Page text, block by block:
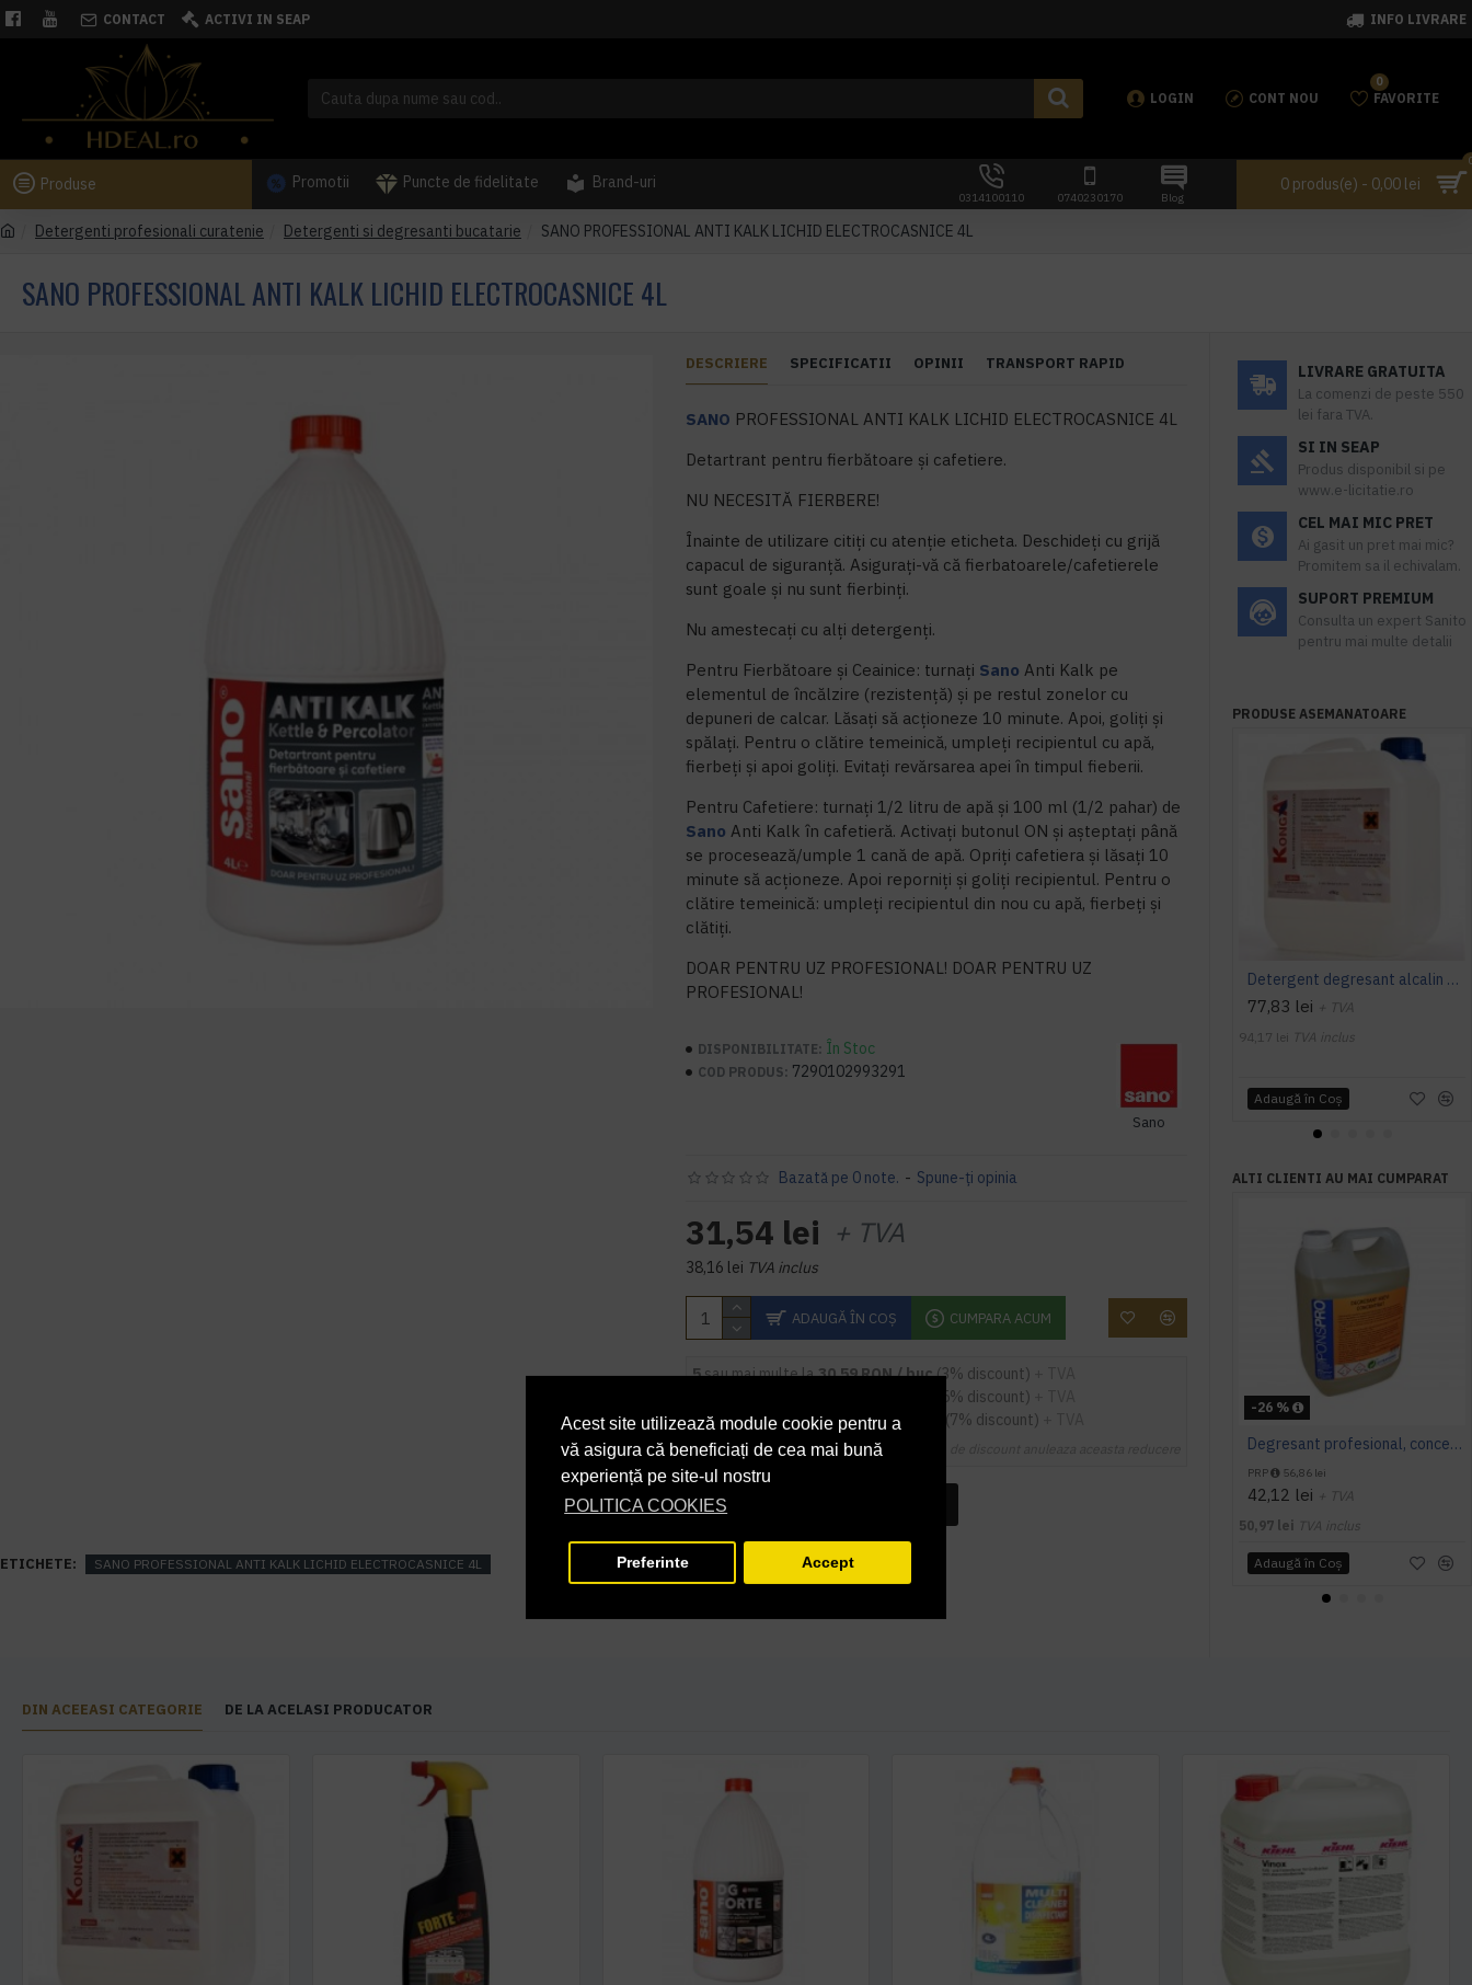
Acest site utilizează module cookie pentru a
vă asigura că beneficiați de cea mai bună
experiență pe site-ul nostru
POLITICA COOKIES
Preferinte Accept
CONTACT ACTIVI IN SEAP INFO LIVRARE
LOGIN CONT NOU FAVORITE
0
Produse Promotii Puncte de fidelitate Brand-uri
0314100110 0740230170 Blog
0 produs(e) - 0,00 lei
Detergenti profesionali curatenie Detergenti si degresanti bucatarie SANO PROFESSIONAL ANTI KALK LICHID ELECTROCASNICE 4L
SANO PROFESSIONAL ANTI KALK LICHID ELECTROCASNICE 4L
DESCRIERE SPECIFICATII OPINII TRANSPORT RAPID
SANO PROFESSIONAL ANTI KALK LICHID ELECTROCASNICE 4L
Detartrant pentru fierbătoare și cafetiere.
NU NECESITĂ FIERBERE!
Înainte de utilizare citiți cu atenție eticheta. Deschideți cu grijă
capacul de siguranță. Asigurați-vă că fierbatoarele/cafetierele
sunt goale și nu sunt fierbinți.
Nu amestecați cu alți detergenți.
Pentru Fierbătoare și Ceainice: turnați Sano Anti Kalk pe
elementul de încălzire (rezistență) și pe restul zonelor cu
depuneri de calcar. Lăsați să acționeze 10 minute. Apoi, goliți și
spălați. Pentru o clătire temeinică, umpleți recipientul cu apă,
fierbeți și apoi goliți. Evitați revărsarea apei în timpul fieberii.
Pentru Cafetiere: turnați 1/2 litru de apă și 100 ml (1/2 pahar) de
Sano Anti Kalk în cafetieră. Activați butonul ON și așteptați până
se procesează/umple 1 cană de apă. Opriți cafetiera și lăsați 10
minute să acționeze. Apoi reporniți și goliți recipientul. Pentru o
clătire temeinică: umpleți recipientul din nou cu apă, fierbeți și
clătiți.
DOAR PENTRU UZ PROFESIONAL! DOAR PENTRU UZ
PROFESIONAL!
DISPONIBILITATE: În Stoc
COD PRODUS: 7290102993291
Sano
Bazată pe 0 note. - Spune-ţi opinia
31,54 lei + TVA
38,16 lei TVA inclus
ADAUGĂ ÎN COŞ CUMPARA ACUM
5sau mai multe la30,59 RON / buc(3% discount)
(5% discount)
14sau mai multe la29,33 RON / buc (7% discount)
INTREABA DESPRE ACEST PRODUS
ETICHETE: SANO PROFESSIONAL ANTI KALK LICHID ELECTROCASNICE 4L
LIVRARE GRATUITA
La comenzi de peste 550
lei fara TVA.
SI IN SEAP
Produs disponibil si pe
www.e-licitatie.ro
CEL MAI MIC PRET
Ai gasit un pret mai mic?
Promitem sa il echivalam.
SUPORT PREMIUM
Consulta un expert Sanito
pentru mai multe detalii
PRODUSE ASEMANATOARE
Detergent degresant alcalin Cuptor si Plita, 5 L, Konga
77,83 lei + TVA
94,17 lei TVA inclus
Adaugă în Coş
ALTI CLIENTI AU MAI CUMPARAT
-26 %
Degresant profesional, concentrat, pentru bucatarie, Asevi, 5L
PRP 56,86 lei
42,12 lei + TVA
50,97 lei TVA inclus
Adaugă în Coş
DIN ACEEASI CATEGORIE DE LA ACELASI PRODUCATOR